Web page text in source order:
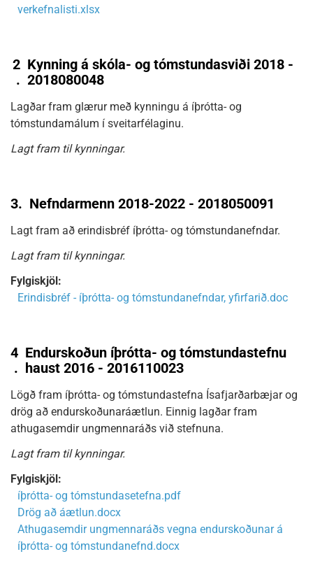
verkefnalisti.xlsx
2
.
Kynning á skóla- og tómstundasviði 2018 -
2018080048
Lagðar fram glærur með kynningu á íþrótta- og
tómstundamálum í sveitarfélaginu.
Lagt fram til kynningar.
3. Nefndarmenn 2018-2022 - 2018050091
Lagt fram að erindisbréf íþrótta- og tómstundanefndar.
Lagt fram til kynningar.
Fylgiskjöl:
Erindisbréf - íþrótta- og tómstundanefndar, yfirfarið.doc
4
.
Endurskoðun íþrótta- og tómstundastefnu
haust 2016 - 2016110023
Lögð fram íþrótta- og tómstundastefna Ísafjarðarbæjar og
drög að endurskoðunaráætlun. Einnig lagðar fram
athugasemdir ungmennaráðs við stefnuna.
Lagt fram til kynningar.
Fylgiskjöl:
íþrótta- og tómstundasetefna.pdf
Drög að áætlun.docx
Athugasemdir ungmennaráðs vegna endurskoðunar á
íþrótta- og tómstundanefnd.docx